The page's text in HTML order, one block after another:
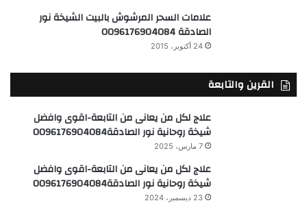
علامات السحر المرشوش بالبيت الشيخة نور
الصادقة 0096176904084
24 أكتوبر، 2015
القرين والتابعة
علاج لكل من يعانى من التابعة-اقوى وافضل
شيخة روحانية نور الصادقة0096176904084
7 مارس، 2025
علاج لكل من يعانى من التابعة-اقوى وافضل
شيخة روحانية نور الصادقة0096176904084
23 ديسمبر، 2024